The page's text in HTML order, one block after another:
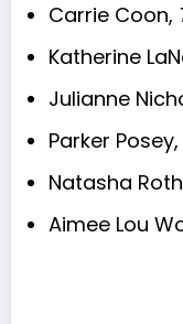
Carrie Coon,
Katherine
Julianne
Parker Posey,
Natasha
Aimee Lou